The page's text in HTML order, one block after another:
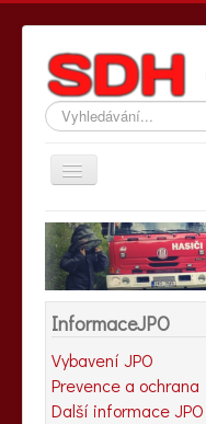
Vyhledávání...
Přepnout
Hlavní stránka
Informace SDH
Informace JPO
Fotografie
Kontakty
InformaceJPO
Vybavení JPO
Prevence a ochrana
Další informace JPO